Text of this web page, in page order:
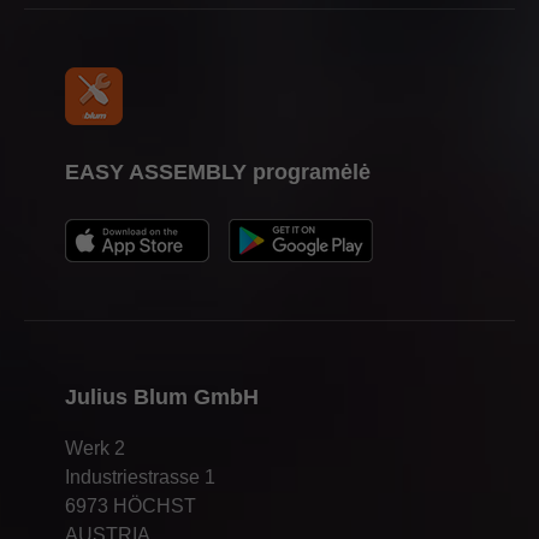
Julius Blum GmbH
Werk 2
Industriestrasse 1
6973 HÖCHST
AUSTRIA
EASY ASSEMBLY programėlė